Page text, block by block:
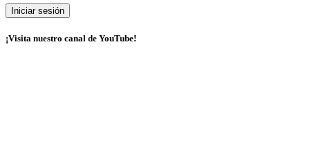
¡Visita nuestro canal de YouTube!